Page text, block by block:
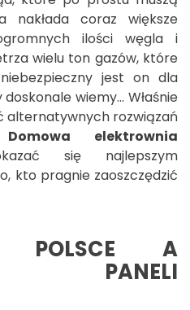
nakłada coraz większe
ilości węgla i
wielu ton gazów, które
jest on dla
wiemy... Właśnie
alternatywnych rozwiązań
Domowa elektrownia
się najlepszym
kto pragnie zaoszczędzić
POLSCE A
PANELI